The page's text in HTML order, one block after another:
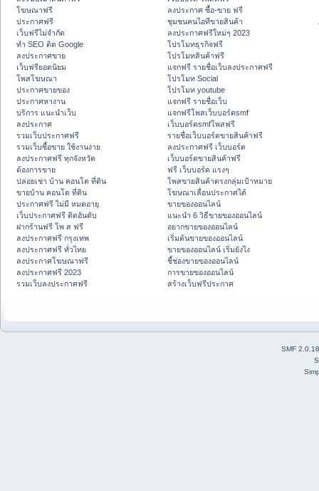
โฆษณาฟรี
ประกาศฟรี
เว็บฟรีไม่จำกัด
ทำ SEO ติด Google
ลงประกาศขาย
เว็บฟรียอดนิยม
โพสโฆษณา
ประกาศขายของ
ประกาศหางาน
บริการ แนะนำเว็บ
ลงประกาศ
รวมเว็บประกาศฟรี
รวมเว็บซื้อขาย ใช้งานง่าย
ลงประกาศฟรี ทุกจังหวัด
ต้องการขาย
ปล่อยเช่า บ้าน คอนโด ที่ดิน
ขายบ้าน คอนโด ที่ดิน
ประกาศฟรี ไม่มี หมดอายุ
เว็บประกาศฟรี ติดอันดับ
ฝากร้านฟรี โพ ส ฟรี
ลงประกาศฟรี กรุงเทพ
ลงประกาศฟรี ทั่วไทย
ลงประกาศโฆษณาฟรี
ลงประกาศฟรี 2023
รวมเว็บลงประกาศฟรี
ลงประกาศ ซื้อ-ขาย ฟรี
ชุมชนคนไอทีขายสินค้า
ลงประกาศฟรีใหม่ๆ 2023
โปรโมทธุรกิจฟรี
โปรโมทสินค้าฟรี
แจกฟรี รายชื่อเว็บลงประกาศฟรี
โปรโมท Social
โปรโมท youtube
แจกฟรี รายชื่อเว็บ
แจกฟรีโพสเว็บบอร์ดsmf
เว็บบอร์ดsmfโพสฟรี
รายชื่อเว็บบอร์ดขายสินค้าฟรี
ลงประกาศฟรี เว็บบอร์ด
เว็บบอร์ดขายสินค้าฟรี
ฟรี เว็บบอร์ด แรงๆ
โพสขายสินค้าตรงกลุ่มเป้าหมาย
โฆษณาเลื่อนประกาศได้
ขายของออนไลน์
แนะนำ 6 วิธีขายของออนไลน์
อยากขายของออนไลน์
เริ่มต้นขายของออนไลน์
ขายของออนไลน์ เริ่มยังไง
ชี้ช่องขายของออนไลน์
การขายของออนไลน์
สร้างเว็บฟรีประกาศ
SMF 2.0.18